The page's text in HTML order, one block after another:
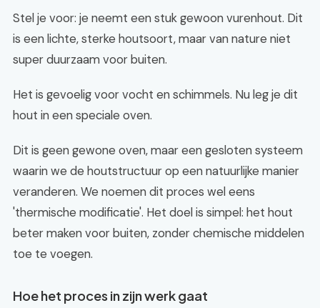
Stel je voor: je neemt een stuk gewoon vurenhout. Dit
is een lichte, sterke houtsoort, maar van nature niet
super duurzaam voor buiten.
Het is gevoelig voor vocht en schimmels. Nu leg je dit
hout in een speciale oven.
Dit is geen gewone oven, maar een gesloten systeem
waarin we de houtstructuur op een natuurlijke manier
veranderen. We noemen dit proces wel eens
'thermische modificatie'. Het doel is simpel: het hout
beter maken voor buiten, zonder chemische middelen
toe te voegen.
Hoe het proces in zijn werk gaat